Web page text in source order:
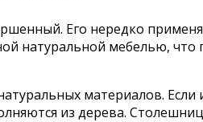
Его нередко
натуральной мебелью, что
материалов.
из дерева.